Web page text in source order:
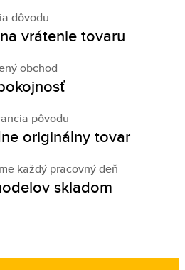
dôvodu
vrátenie tovaru
obchod
pôvodu
originálny tovar
každý pracovný deň
skladom